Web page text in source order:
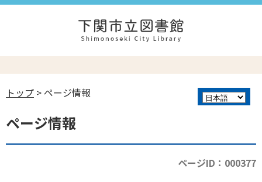
トップ > ページ情報
ページ情報
ページID：000377